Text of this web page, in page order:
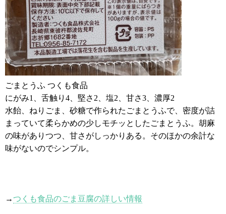
ごまとうふ つくも食品
にがみ1、舌触り4、堅さ2、塩2、甘さ3、濃厚2
水飴、ねりごま、砂糖で作られたごまとうふで、密度が詰
まっていて柔らかめの少しモチッとしたごまとうふ。胡麻
の味がありつつ、甘さがしっかりある。そのほかの余計な
味がないのでシンプル。
→つくも食品のごま豆腐の詳しい情報